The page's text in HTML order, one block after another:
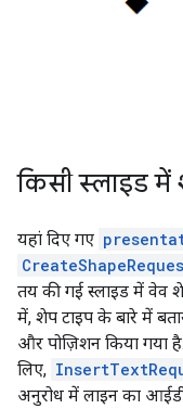
किसी स्लाइड में
यहां दिए गए
तय की गई स्लाइड में वेव
में, शेप टाइप के बारे में
और पोज़िशन किया गया
लिए,
अनुरोध में लाइन का